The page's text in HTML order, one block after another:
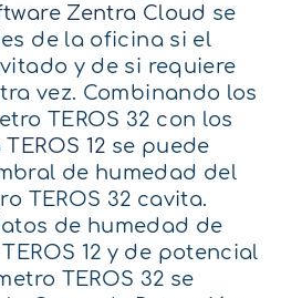
Zentra Cloud se
de la oficina si el
y de si requiere
vez. Combinando los
TEROS 32 con los
12 se puede
de humedad del
TEROS 32 cavita.
de humedad de
12 y de potencial
TEROS 32 se